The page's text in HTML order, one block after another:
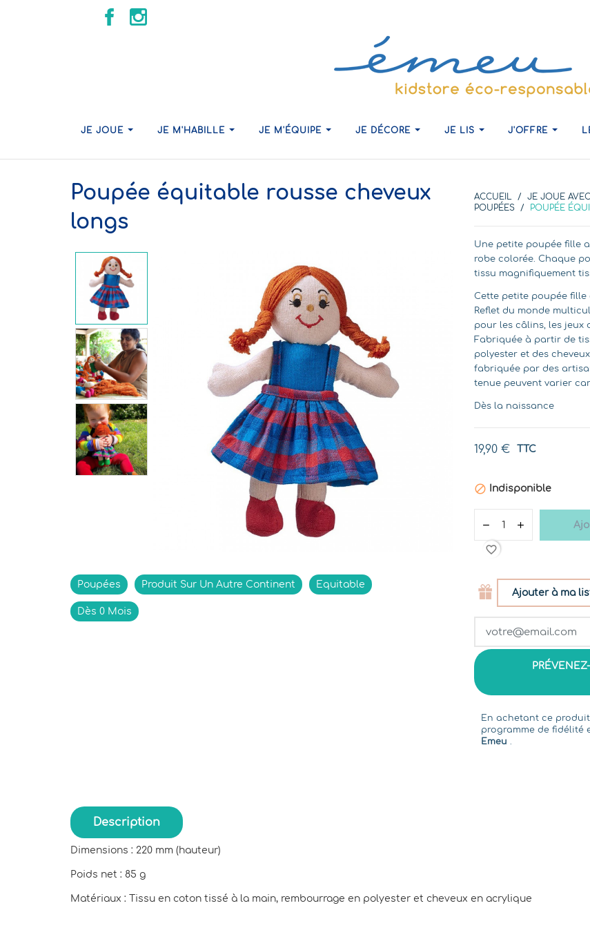
JE JOUE JE M'HABILLE JE M'ÉQUIPE JE DÉCORE JE LIS J'OFFRE
Poupée équitable rousse cheveux
longs
Poupées Produit Sur Un Autre Continent Equitable
Dès 0 Mois
ACCUEIL JE JOUE
POUPÉES
POUPÉE
Une petite poupée fille
robe colorée. Chaque
tissu magnifiquement
Cette petite poupée fille
Reflet du monde
pour les câlins, les jeux
Fabriquée à partir de
polyester et des
fabriquée par des
tenue peuvent varier
Dès la naissance
19,90 € TTC
 Indisponible
favorite_border
Ajouter à ma
En achetant ce
programme de fidélité
Emeu
Description
Dimensions : 220 mm (hauteur)
Poids net : 85 g
Matériaux : Tissu en coton tissé à la main, rembourrage en polyester et cheveux en acrylique